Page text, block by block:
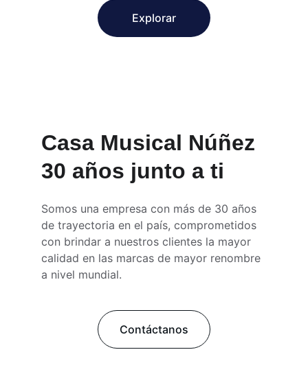
Explorar
Casa Musical Núñez
30 años junto a ti
Somos una empresa con más de 30 años
de trayectoria en el país, comprometidos
con brindar a nuestros clientes la mayor
calidad en las marcas de mayor renombre
a nivel mundial.
Contáctanos